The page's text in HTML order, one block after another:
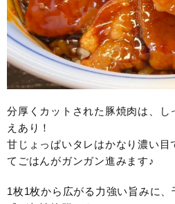
分厚くカットされた豚焼肉は、
えあり！
甘じょっぱいタレはかなり濃い目
てごはんがガンガン進みます♪
1枚1枚から広がる力強い旨みに